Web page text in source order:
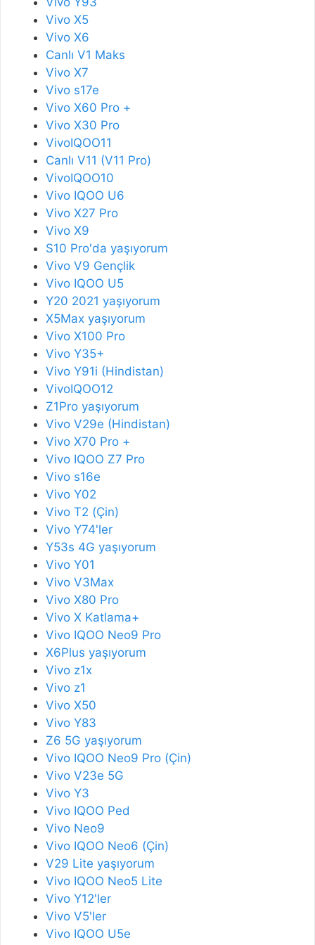
Vivo X5
Vivo X6
Canlı V1 Maks
Vivo X7
Vivo s17e
Vivo X60 Pro +
Vivo X30 Pro
VivoIQOO11
Canlı V11 (V11 Pro)
VivoIQOO10
Vivo IQOO U6
Vivo X27 Pro
Vivo X9
S10 Pro'da yaşıyorum
Vivo V9 Gençlik
Vivo IQOO U5
Y20 2021 yaşıyorum
X5Max yaşıyorum
Vivo X100 Pro
Vivo Y35+
Vivo Y91i (Hindistan)
VivoIQOO12
Z1Pro yaşıyorum
Vivo V29e (Hindistan)
Vivo X70 Pro +
Vivo IQOO Z7 Pro
Vivo s16e
Vivo Y02
Vivo T2 (Çin)
Vivo Y74'ler
Y53s 4G yaşıyorum
Vivo Y01
Vivo V3Max
Vivo X80 Pro
Vivo X Katlama+
Vivo IQOO Neo9 Pro
X6Plus yaşıyorum
Vivo z1x
Vivo z1
Vivo X50
Vivo Y83
Z6 5G yaşıyorum
Vivo IQOO Neo9 Pro (Çin)
Vivo V23e 5G
Vivo Y3
Vivo IQOO Ped
Vivo Neo9
Vivo IQOO Neo6 (Çin)
V29 Lite yaşıyorum
Vivo IQOO Neo5 Lite
Vivo Y12'ler
Vivo V5'ler
Vivo IQOO U5e